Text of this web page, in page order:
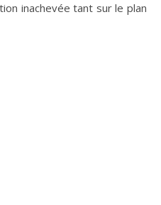
inachevée tant sur le plan